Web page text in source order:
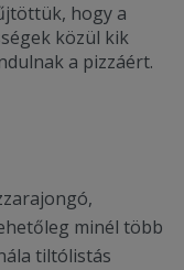
hogy a
közül kik
a pizzáért.
minél több
tiltólistás